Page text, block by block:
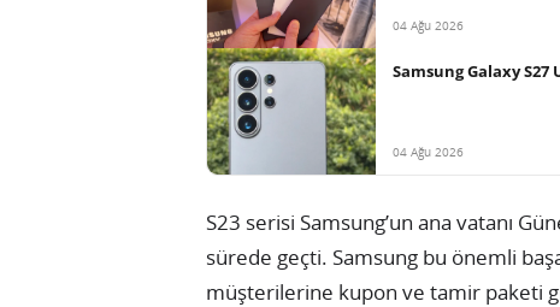
04 Ağu 2026
Samsung Galaxy
04 Ağu 2026
S23 serisi Samsung’un ana vatanı
sürede geçti. Samsung bu önemli
müşterilerine kupon ve tamir paketi